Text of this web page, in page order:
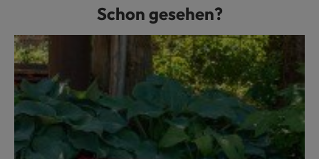
Produktgalerie überspringenSchon gesehen?